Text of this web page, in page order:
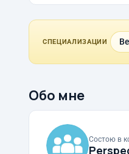
СПЕЦИАЛИЗАЦИИ
Обо мне
Состою в